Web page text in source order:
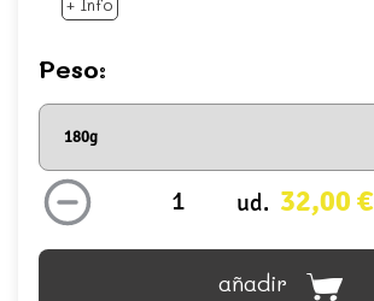
Peso:
ud. 32,00 €
añadir